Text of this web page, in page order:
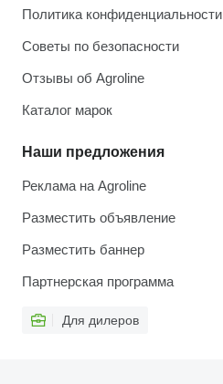
Политика конфиденциальности
Советы по безопасности
Отзывы об Agroline
Каталог марок
Наши предложения
Реклама на Agroline
Разместить объявление
Разместить баннер
Партнерская программа
Для дилеров